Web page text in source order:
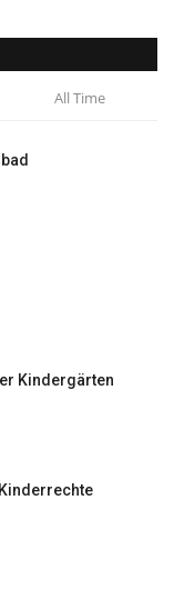
All Time
Kindergärten